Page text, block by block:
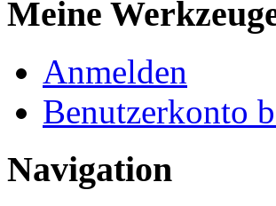
Meine
Anmelden
Benutzerkonto
Navigation